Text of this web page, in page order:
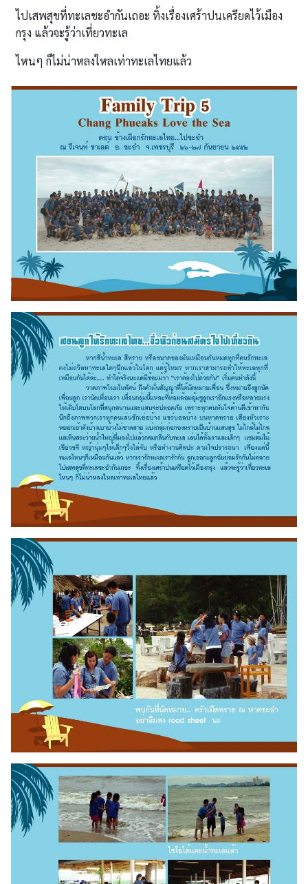
ไปเสพสุขที่ทะเลชะอำกันเถอะ ทิ้งเรื่องเศร้าปนเครียดไว้เมือง
กรุง แล้วจะรู้ว่าเที่ยวทะเล
ไหนๆ ก็ไม่น่าหลงใหลเท่าทะเลไทยแล้ว